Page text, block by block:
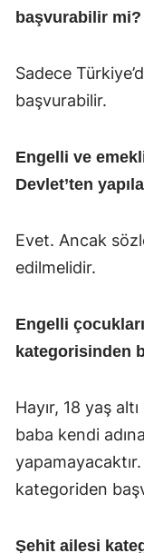
başvurabilir mi?
Sadece
başvurabilir.
Engelli ve
Devlet’ten
Evet. Ancak
edilmelidir.
Engelli
kategorisinden
Hayır, 18 yaş
baba kendi
kategoriden
Şehit ailesi